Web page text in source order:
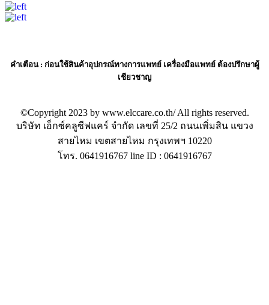
คำเตือน: ก่อนใช้สินค้าอุปกรณ์ทางการแพทย์ เครื่องมือแพทย์ ต้องปรึกษาผู้
เชียวชาญ
©Copyright 2023 by www.elccare.co.th/ All rights reserved.
บริษัท เอ็กซ์คลูซีฟแคร์ จำกัด เลขที่ 25/2 ถนนเพิ่มสิน แขวง
สายไหม เขตสายไหม กรุงเทพฯ 10220
โทร. 0641916767 line ID : 0641916767